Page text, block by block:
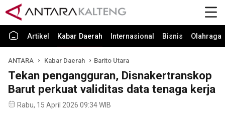
Artikel Kabar Daerah Internasional Bisnis Olahraga
ANTARA Kabar Daerah Barito Utara
Tekan pengangguran, Disnakertranskop
Barut perkuat validitas data tenaga kerja
Rabu, 15 April 2026 09:34 WIB